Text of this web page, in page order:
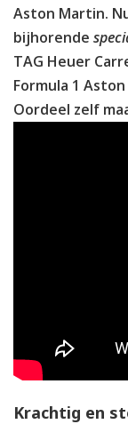
Aston Martin.
bijhorende
TAG Heuer
Formula 1
Oordeel zelf
Krachtig en